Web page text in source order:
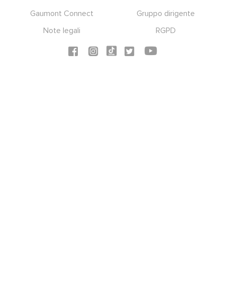
Gaumont Connect
Gruppo dirigente
Note legali
RGPD
Social icons